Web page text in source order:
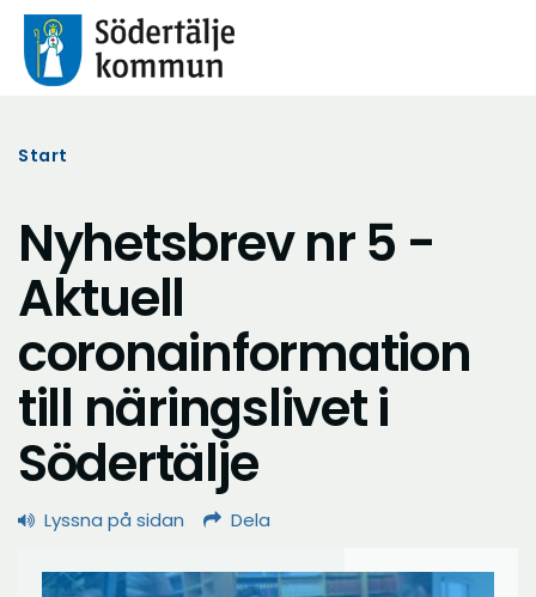
Start
Nyhetsbrev nr 5 -
Aktuell
coronainformation
till näringslivet i
Södertälje
Lyssna på sidan Dela